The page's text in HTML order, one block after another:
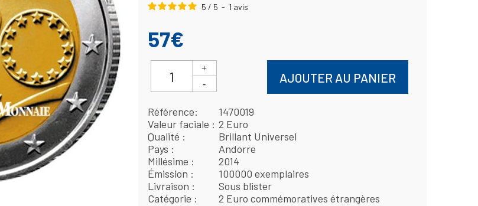
5 / 5 - 1 avis
57€
AJOUTER AU PANIER
Référence
1470019
Valeur faciale
2 Euro
Qualité
Brillant Universel
Pays
Andorre
Millésime
2014
Émission
100000 exemplaires
Livraison
Sous blister
Catégorie
2 Euro commémoratives étrangères